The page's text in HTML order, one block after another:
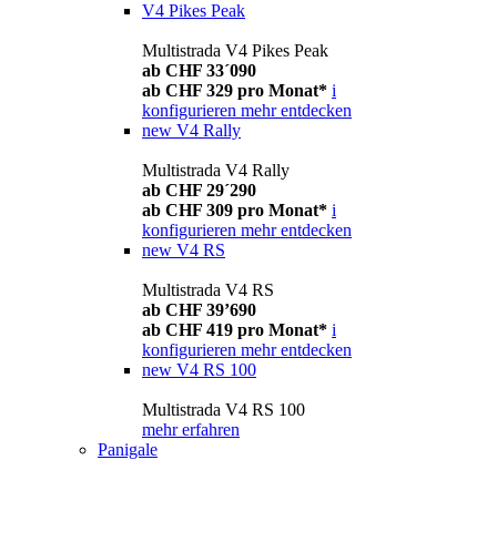
V4 Pikes Peak
Multistrada V4 Pikes Peak
ab CHF 33´090
ab CHF 329 pro Monat* i
konfigurieren mehr entdecken
new V4 Rally
Multistrada V4 Rally
ab CHF 29´290
ab CHF 309 pro Monat* i
konfigurieren mehr entdecken
new V4 RS
Multistrada V4 RS
ab CHF 39’690
ab CHF 419 pro Monat* i
konfigurieren mehr entdecken
new V4 RS 100
Multistrada V4 RS 100
mehr erfahren
Panigale